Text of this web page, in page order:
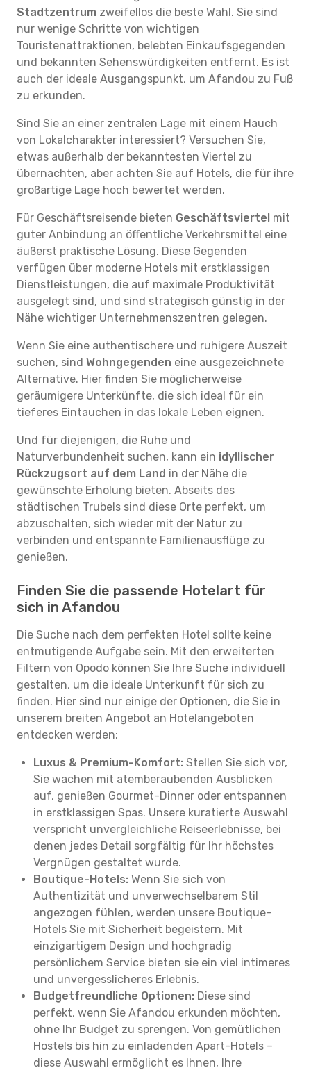
Stadtzentrum zweifellos die beste Wahl. Sie sind
nur wenige Schritte von wichtigen
Touristenattraktionen, belebten Einkaufsgegenden
und bekannten Sehenswürdigkeiten entfernt. Es ist
auch der ideale Ausgangspunkt, um Afandou zu Fuß
zu erkunden.
Sind Sie an einer zentralen Lage mit einem Hauch
von Lokalcharakter interessiert? Versuchen Sie,
etwas außerhalb der bekanntesten Viertel zu
übernachten, aber achten Sie auf Hotels, die für ihre
großartige Lage hoch bewertet werden.
Für Geschäftsreisende bieten Geschäftsviertel mit
guter Anbindung an öffentliche Verkehrsmittel eine
äußerst praktische Lösung. Diese Gegenden
verfügen über moderne Hotels mit erstklassigen
Dienstleistungen, die auf maximale Produktivität
ausgelegt sind, und sind strategisch günstig in der
Nähe wichtiger Unternehmenszentren gelegen.
Wenn Sie eine authentischere und ruhigere Auszeit
suchen, sind Wohngegenden eine ausgezeichnete
Alternative. Hier finden Sie möglicherweise
geräumigere Unterkünfte, die sich ideal für ein
tieferes Eintauchen in das lokale Leben eignen.
Und für diejenigen, die Ruhe und
Naturverbundenheit suchen, kann ein idyllischer
Rückzugsort auf dem Land in der Nähe die
gewünschte Erholung bieten. Abseits des
städtischen Trubels sind diese Orte perfekt, um
abzuschalten, sich wieder mit der Natur zu
verbinden und entspannte Familienausflüge zu
genießen.
Finden Sie die passende Hotelart für
sich in Afandou
Die Suche nach dem perfekten Hotel sollte keine
entmutigende Aufgabe sein. Mit den erweiterten
Filtern von Opodo können Sie Ihre Suche individuell
gestalten, um die ideale Unterkunft für sich zu
finden. Hier sind nur einige der Optionen, die Sie in
unserem breiten Angebot an Hotelangeboten
entdecken werden:
Luxus & Premium-Komfort: Stellen Sie sich vor,
Sie wachen mit atemberaubenden Ausblicken
auf, genießen Gourmet-Dinner oder entspannen
in erstklassigen Spas. Unsere kuratierte Auswahl
verspricht unvergleichliche Reiseerlebnisse, bei
denen jedes Detail sorgfältig für Ihr höchstes
Vergnügen gestaltet wurde.
Boutique-Hotels: Wenn Sie sich von
Authentizität und unverwechselbarem Stil
angezogen fühlen, werden unsere Boutique-
Hotels Sie mit Sicherheit begeistern. Mit
einzigartigem Design und hochgradig
persönlichem Service bieten sie ein viel intimeres
und unvergesslicheres Erlebnis.
Budgetfreundliche Optionen: Diese sind
perfekt, wenn Sie Afandou erkunden möchten,
ohne Ihr Budget zu sprengen. Von gemütlichen
Hostels bis hin zu einladenden Apart-Hotels –
diese Auswahl ermöglicht es Ihnen, Ihre